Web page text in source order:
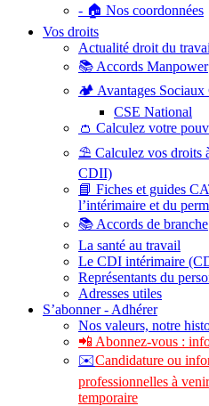
- 🏠 Nos coordonnées
Vos droits
Actualité droit du
📚 Accords Manpower
🏕️ Avantages Sociaux
CSE National
👛 Calculez votre
⛱️ Calculez vos droits
CDII)
📘 Fiches et guides
l’intérimaire et du
📚 Accords de branche
La santé au travail
Le CDI intérimaire
Représentants du
Adresses utiles
S’abonner - Adhérer
Nos valeurs, notre
📲 Abonnez-vous :
✉️Candidature ou
professionnelles à
temporaire